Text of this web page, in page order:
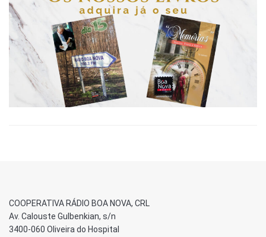
COOPERATIVA RÁDIO BOA NOVA, CRL
Av. Calouste Gulbenkian, s/n
3400-060 Oliveira do Hospital